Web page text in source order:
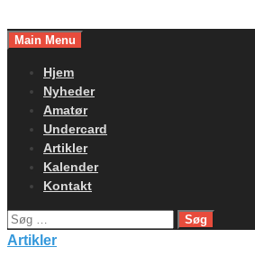
toMain Menu
Hjem
Nyheder
Amatør
Undercard
Artikler
Kalender
Kontakt
Søg
efter:
Artikler